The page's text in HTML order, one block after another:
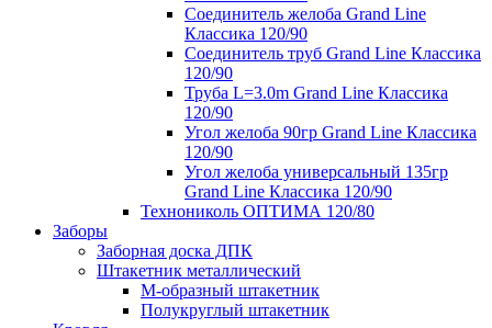
Соединитель желоба Grand Line
Классика 120/90
Соединитель труб Grand Line Классика
120/90
Труба L=3.0m Grand Line Классика
120/90
Угол желоба 90гр Grand Line Классика
120/90
Угол желоба универсальный 135гр
Grand Line Классика 120/90
Технониколь ОПТИМА 120/80
Заборы
Заборная доска ДПК
Штакетник металлический
М-образный штакетник
Полукруглый штакетник